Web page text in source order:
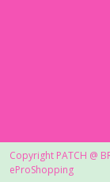
Copyright PATCH @
eProShopping